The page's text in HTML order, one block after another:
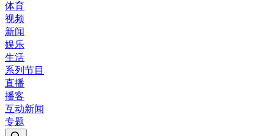
体育
视频
新闻
娱乐
生活
系列节目
直播
播客
互动新闻
专题